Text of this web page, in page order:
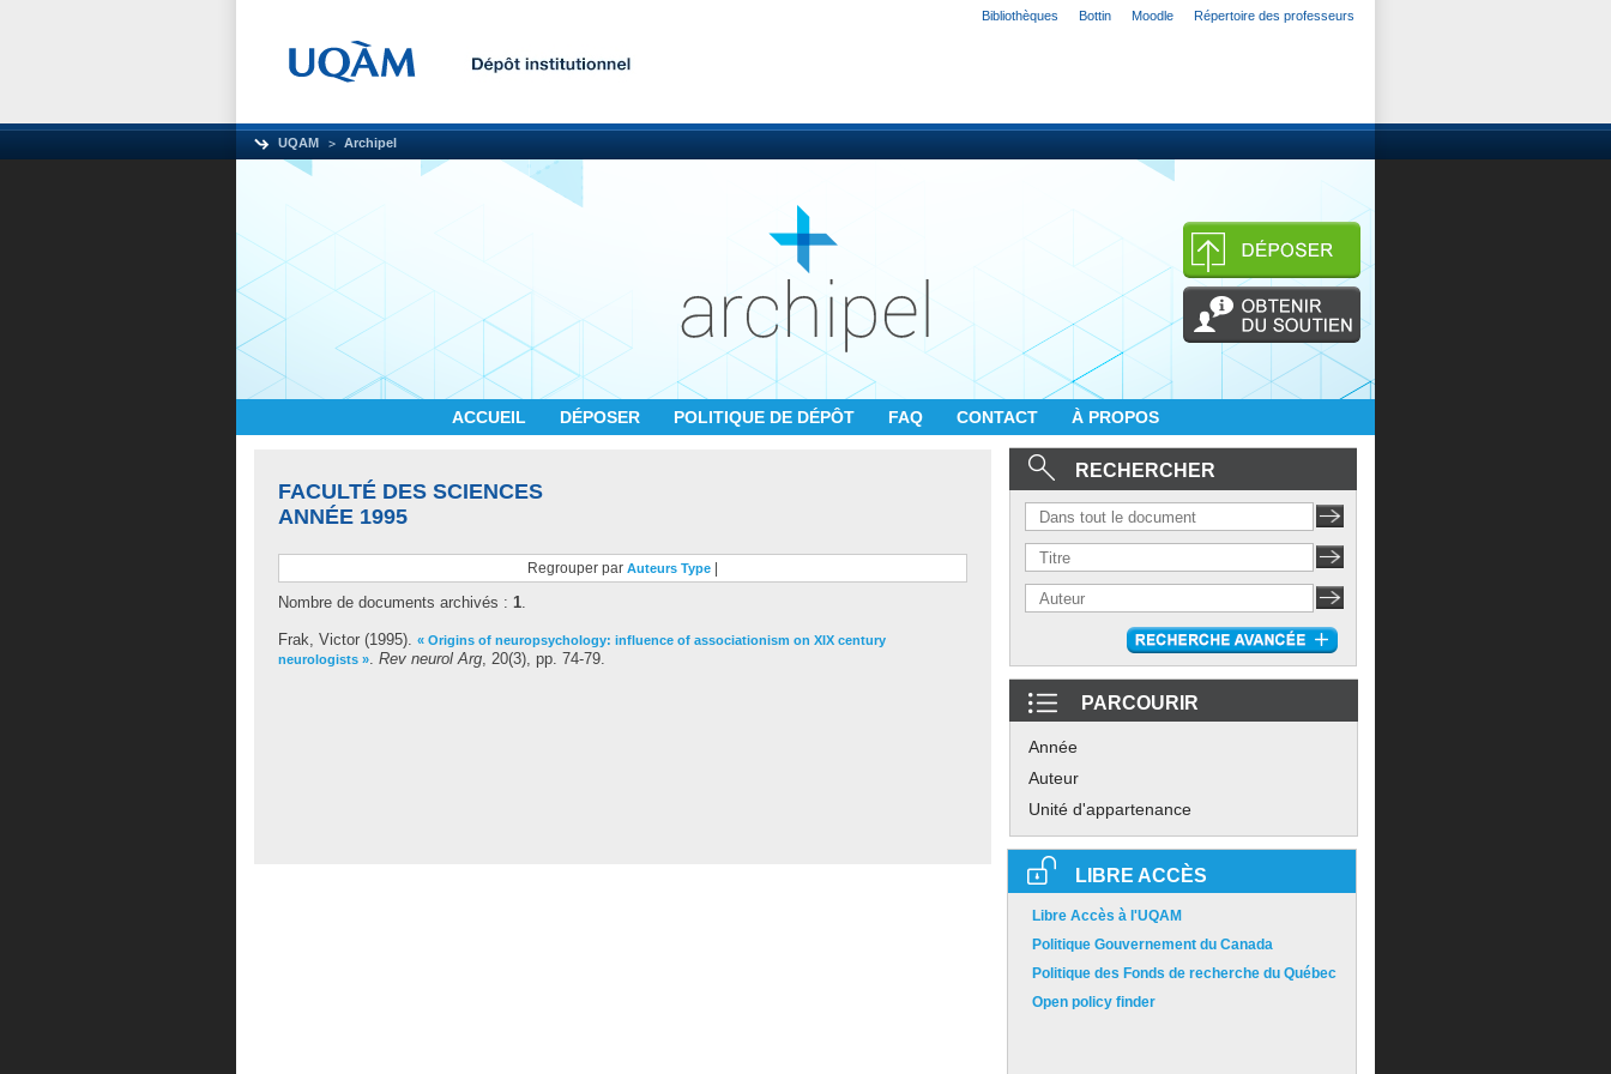
Bibliothèques Bottin Moodle Répertoire des professeurs
UQAM Archipel
ACCUEIL DÉPOSER POLITIQUE DE DÉPÔT FAQ CONTACT À PROPOS
FACULTÉ DES SCIENCES
ANNÉE 1995
Regrouper par Auteurs Type
Nombre de documents archivés : 1.
Frak, Victor (1995). « Origins of neuropsychology: influence of associationism on XIX century
neurologists ». Rev neurol Arg, 20(3), pp. 74-79.
RECHERCHER
PARCOURIR
Année
Auteur
Unité d'appartenance
LIBRE ACCÈS
Libre Accès à l'UQAM
Politique Gouvernement du Canada
Politique des Fonds de recherche du Québec
Open policy finder